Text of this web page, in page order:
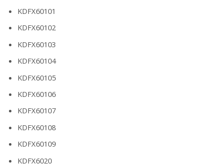
KDFX60101
KDFX60102
KDFX60103
KDFX60104
KDFX60105
KDFX60106
KDFX60107
KDFX60108
KDFX60109
KDFX6020